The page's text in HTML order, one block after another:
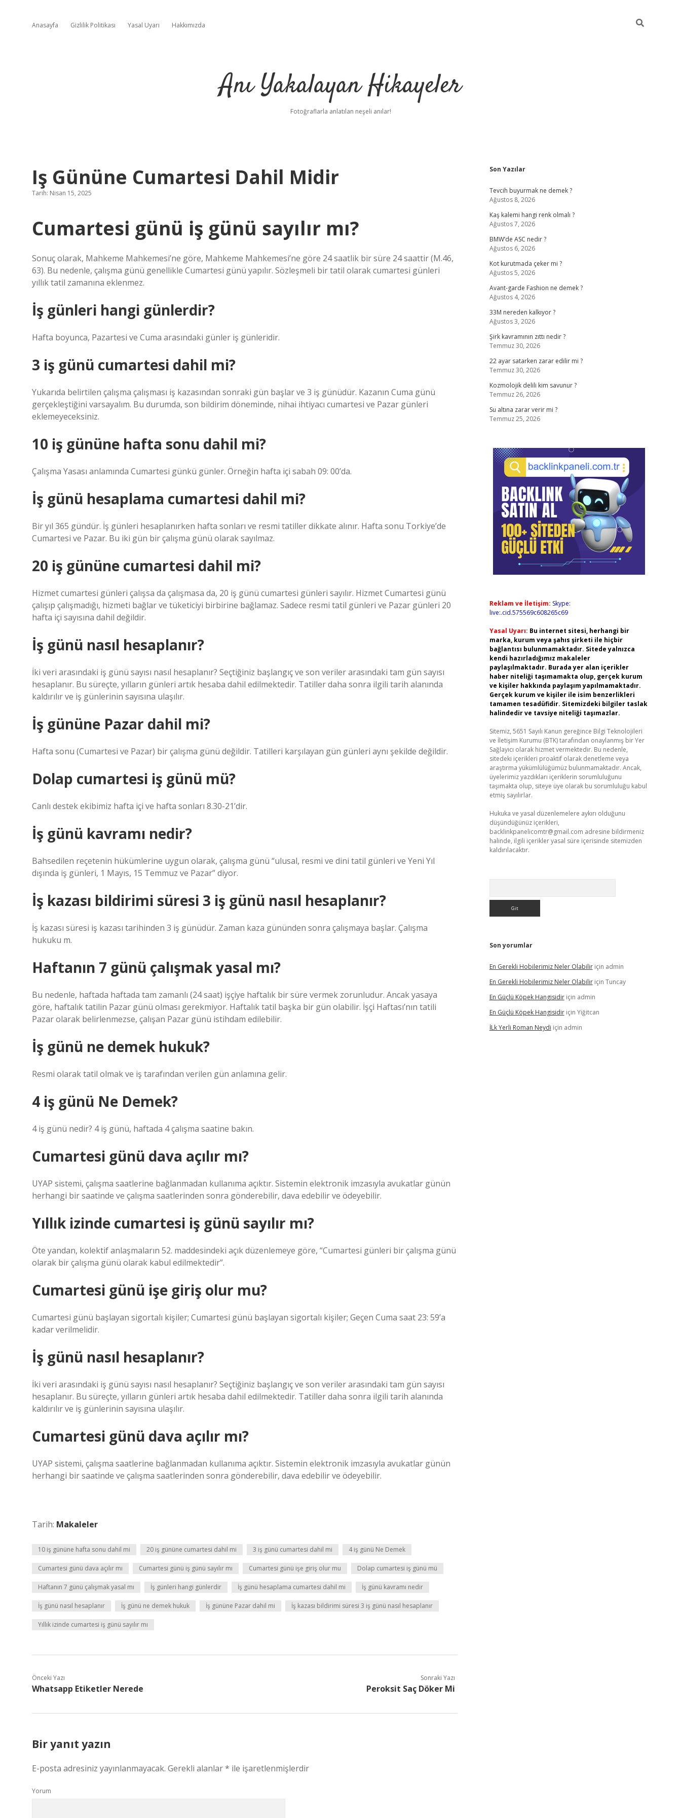
Anasayfa Gizlilik Politikası Yasal Uyarı Hakkımızda
Anı Yakalayan Hikayeler
Fotoğraflarla anlatılan neşeli anılar!
Iş Gününe Cumartesi Dahil Midir
Tarih: Nisan 15, 2025
Cumartesi günü iş günü sayılır mı?
Sonuç olarak, Mahkeme Mahkemesi’ne göre, Mahkeme Mahkemesi’ne göre 24 saatlik bir süre 24 saattir (M.46,
63). Bu nedenle, çalışma günü genellikle Cumartesi günü yapılır. Sözleşmeli bir tatil olarak cumartesi günleri
yıllık tatil zamanına eklenmez.
İş günleri hangi günlerdir?
Hafta boyunca, Pazartesi ve Cuma arasındaki günler iş günleridir.
3 iş günü cumartesi dahil mi?
Yukarıda belirtilen çalışma çalışması iş kazasından sonraki gün başlar ve 3 iş günüdür. Kazanın Cuma günü
gerçekleştiğini varsayalım. Bu durumda, son bildirim döneminde, nihai ihtiyacı cumartesi ve Pazar günleri
eklemeyeceksiniz.
10 iş gününe hafta sonu dahil mi?
Çalışma Yasası anlamında Cumartesi günkü günler. Örneğin hafta içi sabah 09: 00’da.
İş günü hesaplama cumartesi dahil mi?
Bir yıl 365 gündür. İş günleri hesaplanırken hafta sonları ve resmi tatiller dikkate alınır. Hafta sonu Torkiye’de
Cumartesi ve Pazar. Bu iki gün bir çalışma günü olarak sayılmaz.
20 iş gününe cumartesi dahil mi?
Hizmet cumartesi günleri çalışsa da çalışmasa da, 20 iş günü cumartesi günleri sayılır. Hizmet Cumartesi günü
çalışıp çalışmadığı, hizmeti bağlar ve tüketiciyi birbirine bağlamaz. Sadece resmi tatil günleri ve Pazar günleri 20
hafta içi sayısına dahil değildir.
İş günü nasıl hesaplanır?
İki veri arasındaki iş günü sayısı nasıl hesaplanır? Seçtiğiniz başlangıç ​​ve son veriler arasındaki tam gün sayısı
hesaplanır. Bu süreçte, yılların günleri artık hesaba dahil edilmektedir. Tatiller daha sonra ilgili tarih alanında
kaldırılır ve iş günlerinin sayısına ulaşılır.
İş gününe Pazar dahil mi?
Hafta sonu (Cumartesi ve Pazar) bir çalışma günü değildir. Tatilleri karşılayan gün günleri aynı şekilde değildir.
Dolap cumartesi iş günü mü?
Canlı destek ekibimiz hafta içi ve hafta sonları 8.30-21’dir.
İş günü kavramı nedir?
Bahsedilen reçetenin hükümlerine uygun olarak, çalışma günü “ulusal, resmi ve dini tatil günleri ve Yeni Yıl
dışında iş günleri, 1 Mayıs, 15 Temmuz ve Pazar” diyor.
İş kazası bildirimi süresi 3 iş günü nasıl hesaplanır?
İş kazası süresi iş kazası tarihinden 3 iş günüdür. Zaman kaza gününden sonra çalışmaya başlar. Çalışma
hukuku m.
Haftanın 7 günü çalışmak yasal mı?
Bu nedenle, haftada haftada tam zamanlı (24 saat) işçiye haftalık bir süre vermek zorunludur. Ancak yasaya
göre, haftalık tatilin Pazar günü olması gerekmiyor. Haftalık tatil başka bir gün olabilir. İşçi Haftası’nın tatili
Pazar olarak belirlenmezse, çalışan Pazar günü istihdam edilebilir.
İş günü ne demek hukuk?
Resmi olarak tatil olmak ve iş tarafından verilen gün anlamına gelir.
4 iş günü Ne Demek?
4 iş günü nedir? 4 iş günü, haftada 4 çalışma saatine bakın.
Cumartesi günü dava açılır mı?
UYAP sistemi, çalışma saatlerine bağlanmadan kullanıma açıktır. Sistemin elektronik imzasıyla avukatlar günün
herhangi bir saatinde ve çalışma saatlerinden sonra gönderebilir, dava edebilir ve ödeyebilir.
Yıllık izinde cumartesi iş günü sayılır mı?
Öte yandan, kolektif anlaşmaların 52. maddesindeki açık düzenlemeye göre, “Cumartesi günleri bir çalışma günü
olarak bir çalışma günü olarak kabul edilmektedir”.
Cumartesi günü işe giriş olur mu?
Cumartesi günü başlayan sigortalı kişiler; Cumartesi günü başlayan sigortalı kişiler; Geçen Cuma saat 23: 59’a
kadar verilmelidir.
İş günü nasıl hesaplanır?
İki veri arasındaki iş günü sayısı nasıl hesaplanır? Seçtiğiniz başlangıç ​​ve son veriler arasındaki tam gün sayısı
hesaplanır. Bu süreçte, yılların günleri artık hesaba dahil edilmektedir. Tatiller daha sonra ilgili tarih alanında
kaldırılır ve iş günlerinin sayısına ulaşılır.
Cumartesi günü dava açılır mı?
UYAP sistemi, çalışma saatlerine bağlanmadan kullanıma açıktır. Sistemin elektronik imzasıyla avukatlar günün
herhangi bir saatinde ve çalışma saatlerinden sonra gönderebilir, dava edebilir ve ödeyebilir.
Tarih: Makaleler
10 iş gününe hafta sonu dahil mi 20 iş gününe cumartesi dahil mi 3 iş günü cumartesi dahil mi 4 iş günü Ne Demek
Cumartesi günü dava açılır mı Cumartesi günü iş günü sayılır mı Cumartesi günü işe giriş olur mu Dolap cumartesi iş günü mü
Haftanın 7 günü çalışmak yasal mı İş günleri hangi günlerdir İş günü hesaplama cumartesi dahil mi İş günü kavramı nedir
İş günü nasıl hesaplanır İş günü ne demek hukuk İş gününe Pazar dahil mi İş kazası bildirimi süresi 3 iş günü nasıl hesaplanır
Yıllık izinde cumartesi iş günü sayılır mı
Önceki Yazı
Whatsapp Etiketler Nerede
Sonraki Yazı
Peroksit Saç Döker Mi
Bir yanıt yazın
E-posta adresiniz yayınlanmayacak. Gerekli alanlar* ile işaretlenmişlerdir
Yorum
Sidebar
Son Yazılar
Tevcih buyurmak ne demek ?
Ağustos 8, 2026
Kaş kalemi hangi renk olmalı ?
Ağustos 7, 2026
BMW’de ASC nedir ?
Ağustos 6, 2026
Kot kurutmada çeker mi ?
Ağustos 5, 2026
Avant-garde Fashion ne demek ?
Ağustos 4, 2026
33M nereden kalkıyor ?
Ağustos 3, 2026
Şirk kavramının zıttı nedir ?
Temmuz 30, 2026
22 ayar satarken zarar edilir mi ?
Temmuz 30, 2026
Kozmolojik delili kim savunur ?
Temmuz 26, 2026
Su altına zarar verir mi ?
Temmuz 25, 2026
Reklam ve İletişim: Skype:
live:.cid.575569c608265c69
Yasal Uyarı: Bu internet sitesi, herhangi bir
marka, kurum veya şahıs şirketi ile hiçbir
bağlantısı bulunmamaktadır. Sitede yalnızca
kendi hazırladığımız makaleler
paylaşılmaktadır. Burada yer alan içerikler
haber niteliği taşımamakta olup, gerçek kurum
ve kişiler hakkında paylaşım yapılmamaktadır.
Gerçek kurum ve kişiler ile isim benzerlikleri
tamamen tesadüfidir. Sitemizdeki bilgiler taslak
halindedir ve tavsiye niteliği taşımazlar.
Sitemiz, 5651 Sayılı Kanun gereğince Bilgi Teknolojileri
ve İletişim Kurumu (BTK) tarafından onaylanmış bir Yer
Sağlayıcı olarak hizmet vermektedir. Bu nedenle,
sitedeki içerikleri proaktif olarak denetleme veya
araştırma yükümlülüğümüz bulunmamaktadır. Ancak,
üyelerimiz yazdıkları içeriklerin sorumluluğunu
taşımakta olup, siteye üye olarak bu sorumluluğu kabul
etmiş sayılırlar.
Hukuka ve yasal düzenlemelere aykırı olduğunu
düşündüğünüz içerikleri,
backlinkpanelicomtr@gmail.com adresine bildirmeniz
halinde, ilgili içerikler yasal süre içerisinde sitemizden
kaldırılacaktır.
Son yorumlar
En Gerekli Hobilerimiz Neler Olabiliriçin admin
En Gerekli Hobilerimiz Neler Olabiliriçin Tuncay
En Güçlü Köpek Hangisidiriçin admin
En Güçlü Köpek Hangisidiriçin Yiğitcan
İLk Yerli Roman Neydi için admin